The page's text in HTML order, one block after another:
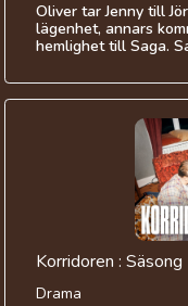
Oliver tar Jenny till
lägenhet, annars
hemlighet till Saga.
Korridoren :
Drama